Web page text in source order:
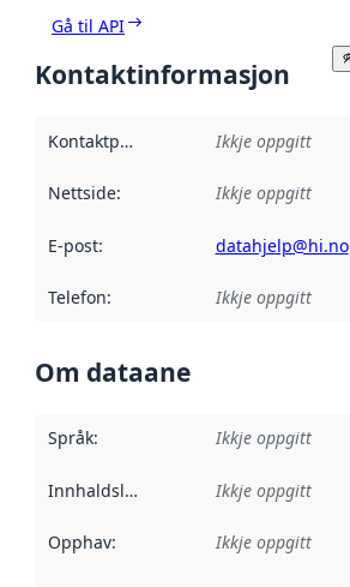
Gå til API
Kontaktinformasjon
Kontaktpunkt Ikkje oppgitt
Nettside: Ikkje oppgitt
E-post: datahjelp@hi.no
Telefon: Ikkje oppgitt
Om dataane
Språk: Ikkje oppgitt
Innhaldsleverandørar :
Ikkje oppgitt
Opphav: Ikkje oppgitt